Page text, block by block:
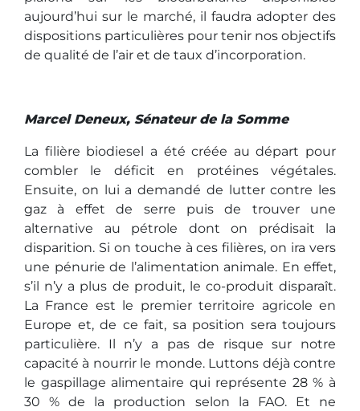
aujourd’hui sur le marché, il faudra adopter des
dispositions particulières pour tenir nos objectifs
de qualité de l’air et de taux d’incorporation.
Marcel Deneux, Sénateur de la Somme
La filière biodiesel a été créée au départ pour
combler le déficit en protéines végétales.
Ensuite, on lui a demandé de lutter contre les
gaz à effet de serre puis de trouver une
alternative au pétrole dont on prédisait la
disparition. Si on touche à ces filières, on ira vers
une pénurie de l’alimentation animale. En effet,
s’il n’y a plus de produit, le co-produit disparaît.
La France est le premier territoire agricole en
Europe et, de ce fait, sa position sera toujours
particulière. Il n’y a pas de risque sur notre
capacité à nourrir le monde. Luttons déjà contre
le gaspillage alimentaire qui représente 28 % à
30 % de la production selon la FAO. Et ne